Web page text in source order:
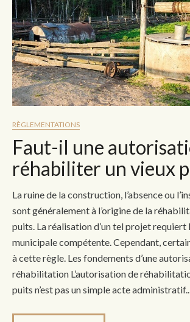
RÈGLEMENTATIONS
Faut-il une
réhabiliter un vieux
La ruine de la construction, l’absence ou
sont généralement à l’origine de la
puits. La réalisation d’un tel projet requiert
municipale compétente. Cependant,
à cette règle. Les fondements d’une
réhabilitation L’autorisation de
puits n’est pas un simple acte